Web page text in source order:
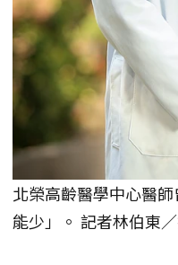
北榮高齡醫學中心醫
能少」。 記者林伯東